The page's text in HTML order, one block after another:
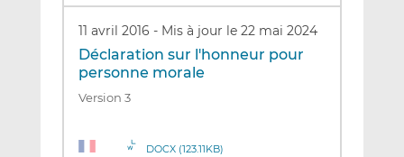
11 avril 2016 - Mis à jour le 22 mai 2024
Déclaration sur l'honneur pour
personne morale
Version 3
DOCX (123.11KB)